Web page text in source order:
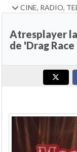
CINE, RADIO,
Atresplayer
de 'Drag